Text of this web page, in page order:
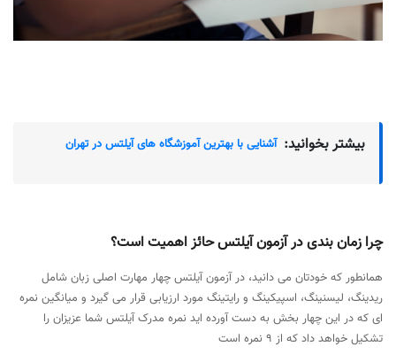
بیشتر بخوانید: آشنایی با بهترین آموزشگاه های آیلتس در تهران
چرا زمان بندی در آزمون آیلتس حائز اهمیت است؟
همانطور که خودتان می دانید، در آزمون آیلتس چهار مهارت اصلی زبان شامل
ریدینگ، لیسنینگ، اسپیکینگ و رایتینگ مورد ارزیابی قرار می گیرد و میانگین نمره
ای که در این چهار بخش به دست آورده اید نمره مدرک آیلتس شما عزیزان را
تشکیل خواهد داد که از 9 نمره است